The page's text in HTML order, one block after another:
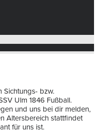
Sichtungs- bzw.
Ulm 1846 Fußball.
und uns bei dir melden,
Altersbereich stattfindet
für uns ist.